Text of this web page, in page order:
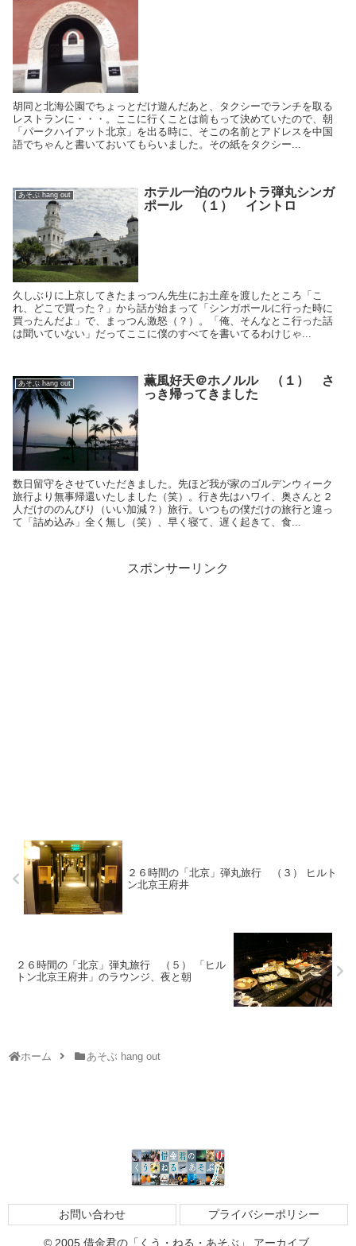
胡同と北海公園でちょっとだけ遊んだあと、タクシーでランチを取る
レストランに・・・。ここに行くことは前もって決めていたので、朝
「パークハイアット北京」を出る時に、そこの名前とアドレスを中国
語でちゃんと書いておいてもらいました。その紙をタクシー...
あそぶ hang out
ホテル一泊のウルトラ弾丸シンガ
ポール （１） イントロ
久しぶりに上京してきたまっつん先生にお土産を渡したところ「こ
れ、どこで買った？」から話が始まって「シンガポールに行った時に
買ったんだよ」で、まっつん激怒（？）。「俺、そんなとこ行った話
は聞いていない」だってここに僕のすべてを書いてるわけじゃ...
あそぶ hang out
薫風好天＠ホノルル （１） さ
っき帰ってきました
数日留守をさせていただきました。先ほど我が家のゴルデンウィーク
旅行より無事帰還いたしました（笑）。行き先はハワイ、奥さんと２
人だけののんびり（いい加減？）旅行。いつもの僕だけの旅行と違っ
て「詰め込み」全く無し（笑）、早く寝て、遅く起きて、食...
スポンサーリンク
２６時間の「北京」弾丸旅行 （３） ヒルト
ン北京王府井
２６時間の「北京」弾丸旅行 （５） 「ヒル
トン北京王府井」のラウンジ、夜と朝
ホーム あそぶ hang out
お問い合わせ プライバシーポリシー
© 2005 借金君の「くう・ねる・あそぶ」 アーカイブ.